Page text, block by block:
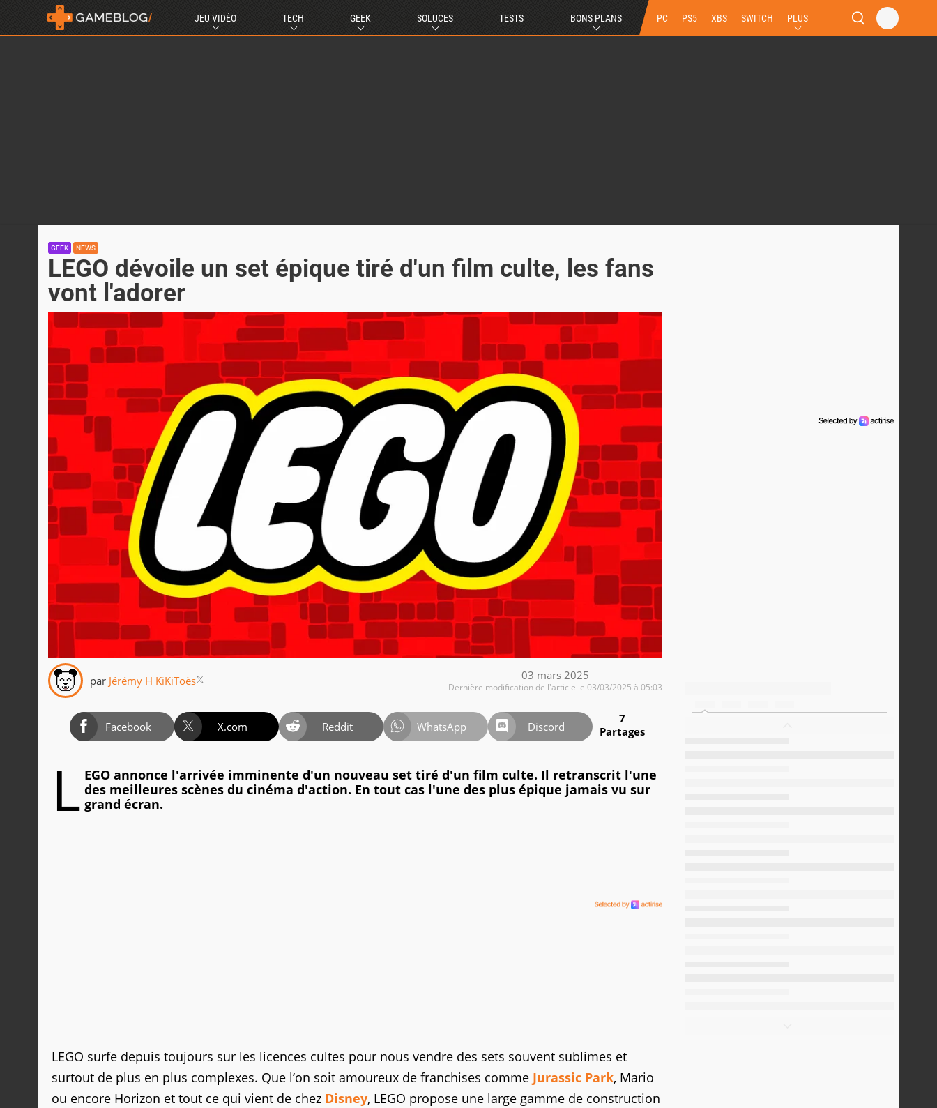
JEU VIDÉO TECH GEEK SOLUCES TESTS BONS PLANS PC PS5 XBS SWITCH PLUS
GEEK NEWS
LEGO dévoile un set épique tiré d'un film culte, les fans
vont l'adorer
par Jérémy H KiKiToès 03 mars 2025
Dernière modification de l'article le 03/03/2025 à 05:03
Facebook X.com Reddit WhatsApp Discord
7
Partages
L EGO annonce l'arrivée imminente d'un nouveau set tiré d'un film culte. Il retranscrit l'une
des meilleures scènes du cinéma d'action. En tout cas l'une des plus épique jamais vu sur
grand écran.
LEGO surfe depuis toujours sur les licences cultes pour nous vendre des sets souvent sublimes et
surtout de plus en plus complexes. Que l’on soit amoureux de franchises comme Jurassic Park, Mario
ou encore Horizon et tout ce qui vient de chez Disney, LEGO propose une large gamme de construction